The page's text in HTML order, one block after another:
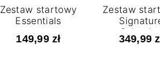
Zestaw startowy
Essentials
149,99 zł
Zestaw
349,99